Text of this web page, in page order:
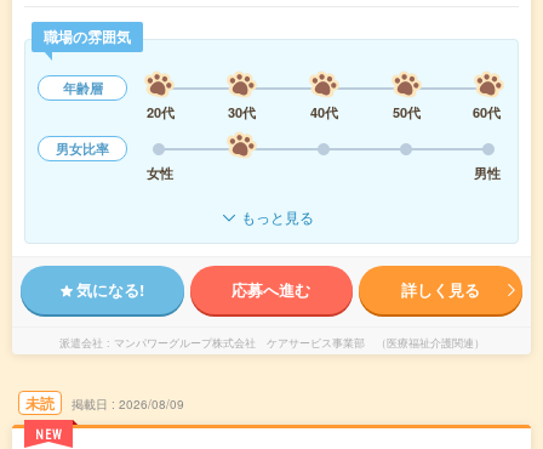
職場の雰囲気
年齢層
20代
30代 40代 50代
60代
男女比率
女性
男性
もっと見る
気になる! 応募へ進む 詳しく見る
派遣会社 マンパワーグループ株式会社 ケアサービス事業部 （医療福祉介護関連）
未読
NEW
掲載日 2026/08/09